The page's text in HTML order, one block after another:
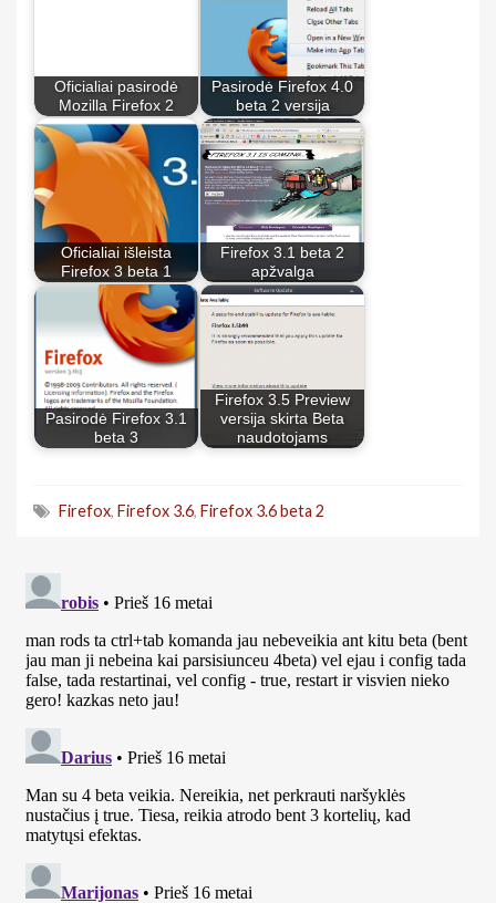
Oficialiai pasirodė
Mozilla Firefox 2
Pasirodė Firefox 4.0
beta 2 versija
Oficialiai išleista
Firefox 3 beta 1
Firefox 3.1 beta 2
apžvalga
Pasirodė Firefox 3.1
beta 3
Firefox 3.5 Preview
versija skirta Beta
naudotojams
Firefox, Firefox 3.6, Firefox 3.6 beta 2